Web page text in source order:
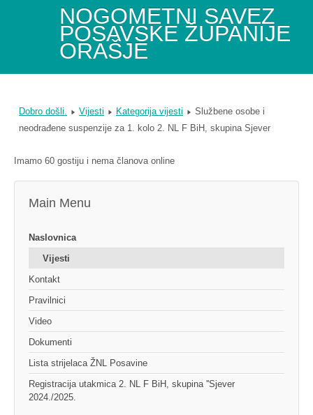
NOGOMETNI SAVEZ
POSAVSKE ŽUPANIJE
ORAŠJE
Dobro došli. Vijesti Kategorija vijesti
Službene osobe i
neodrađene suspenzije za 1. kolo 2. NL F BiH, skupina Sjever
Imamo 60 gostiju i nema članova online
Main Menu
Naslovnica
Vijesti
Kontakt
Pravilnici
Video
Dokumenti
Lista strijelaca ŽNL Posavine
Registracija utakmica 2. NL F BiH, skupina ''Sjever
2024./2025.